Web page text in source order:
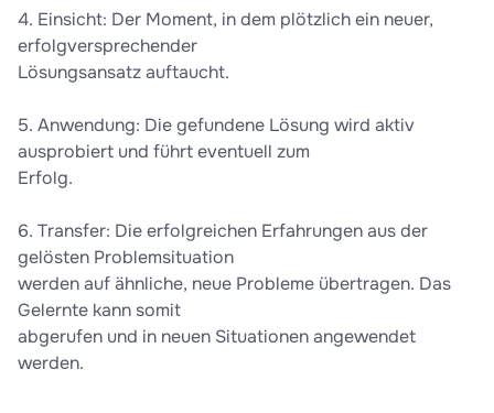
4. Einsicht: Der Moment, in dem plötzlich ein neuer,
erfolgversprechender
Lösungsansatz auftaucht.
5. Anwendung: Die gefundene Lösung wird aktiv
ausprobiert und führt eventuell zum
Erfolg.
6. Transfer: Die erfolgreichen Erfahrungen aus der
gelösten Problemsituation
werden auf ähnliche, neue Probleme übertragen. Das
Gelernte kann somit
abgerufen und in neuen Situationen angewendet
werden.